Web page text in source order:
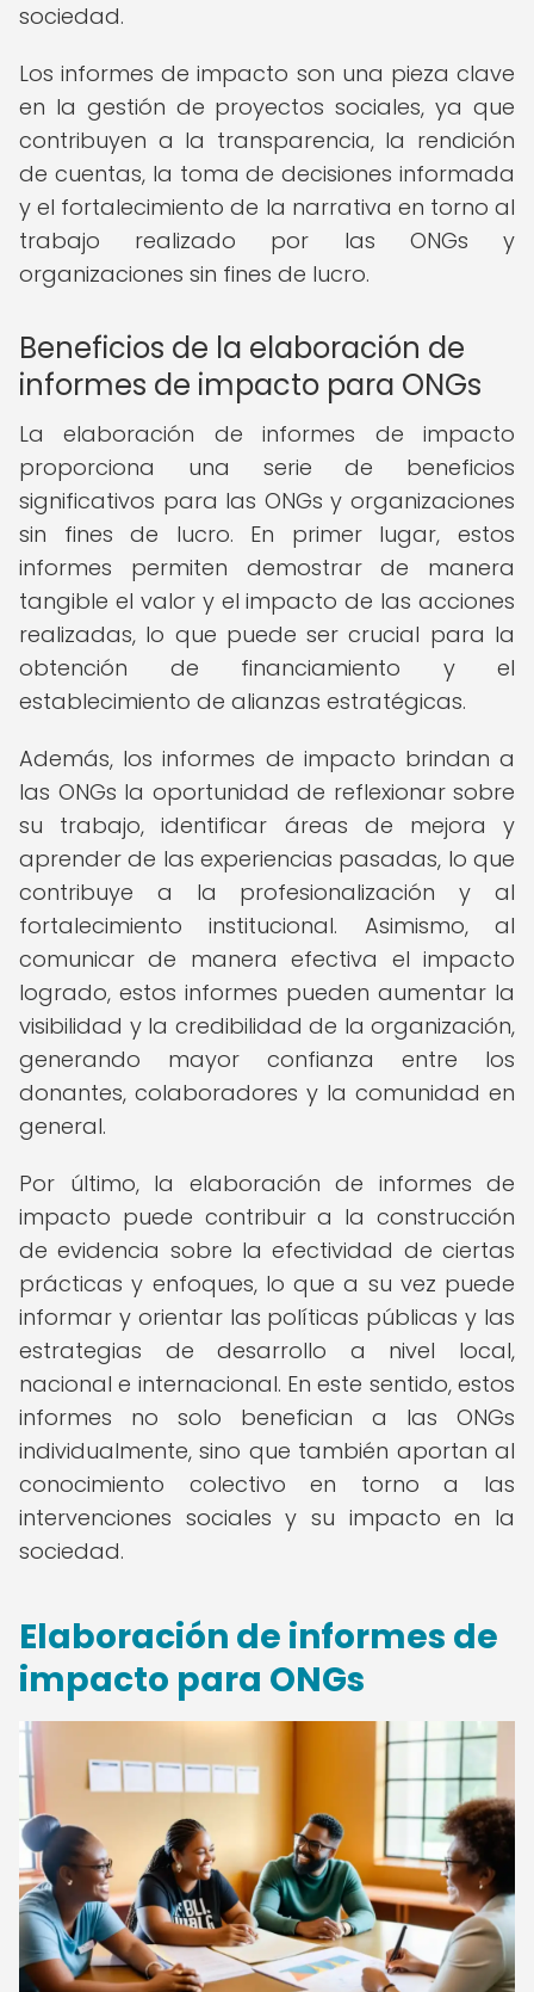
sociedad.
Los informes de impacto son una pieza clave
en la gestión de proyectos sociales, ya que
contribuyen a la transparencia, la rendición
de cuentas, la toma de decisiones informada
y el fortalecimiento de la narrativa en torno al
trabajo realizado por las ONGs y
organizaciones sin fines de lucro.
Beneficios de la elaboración de
informes de impacto para ONGs
La elaboración de informes de impacto
proporciona una serie de beneficios
significativos para las ONGs y organizaciones
sin fines de lucro. En primer lugar, estos
informes permiten demostrar de manera
tangible el valor y el impacto de las acciones
realizadas, lo que puede ser crucial para la
obtención de financiamiento y el
establecimiento de alianzas estratégicas.
Además, los informes de impacto brindan a
las ONGs la oportunidad de reflexionar sobre
su trabajo, identificar áreas de mejora y
aprender de las experiencias pasadas, lo que
contribuye a la profesionalización y al
fortalecimiento institucional. Asimismo, al
comunicar de manera efectiva el impacto
logrado, estos informes pueden aumentar la
visibilidad y la credibilidad de la organización,
generando mayor confianza entre los
donantes, colaboradores y la comunidad en
general.
Por último, la elaboración de informes de
impacto puede contribuir a la construcción
de evidencia sobre la efectividad de ciertas
prácticas y enfoques, lo que a su vez puede
informar y orientar las políticas públicas y las
estrategias de desarrollo a nivel local,
nacional e internacional. En este sentido, estos
informes no solo benefician a las ONGs
individualmente, sino que también aportan al
conocimiento colectivo en torno a las
intervenciones sociales y su impacto en la
sociedad.
Elaboración de informes de
impacto para ONGs